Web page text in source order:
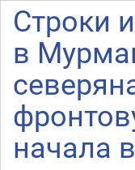
Строки
в
начала